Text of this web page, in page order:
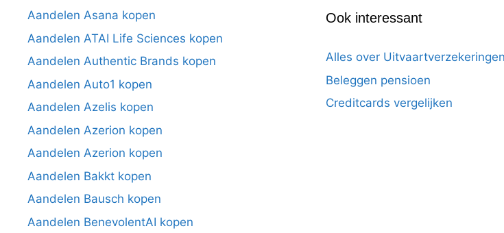
Aandelen Asana kopen
Aandelen ATAI Life Sciences kopen
Aandelen Authentic Brands kopen
Aandelen Auto1 kopen
Aandelen Azelis kopen
Aandelen Azerion kopen
Aandelen Azerion kopen
Aandelen Bakkt kopen
Aandelen Bausch kopen
Aandelen BenevolentAI kopen
Ook interessant
Alles over Uitvaartverzekeringen
Beleggen pensioen
Creditcards vergelijken